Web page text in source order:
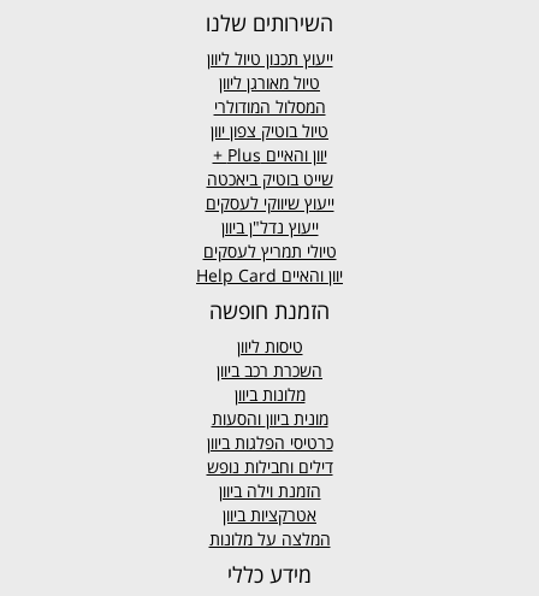
השירותים שלנו
ייעוץ תכנון טיול ליוון
טיול מאורגן ליוון
המסלול המודולרי
טיול בוטיק צפון יוון
יוון והאיים Plus +
שייט בוטיק ביאכטה
ייעוץ שיווקי לעסקים
ייעוץ נדל"ן ביוון
טיולי תמריץ לעסקים
יוון והאיים Help Card
הזמנת חופשה
טיסות ליוון
השכרת רכב ביוון
מלונות ביוון
מונית ביוון והסעות
כרטיסי הפלגות ביוון
דילים וחבילות נופש
הזמנת וילה ביוון
אטרקציות ביוון
המלצה על מלונות
מידע כללי